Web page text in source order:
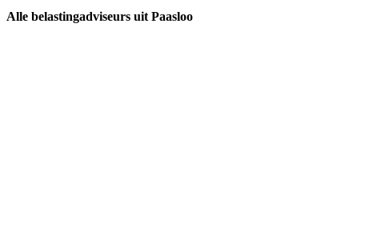
Alle belastingadviseurs uit Paasloo